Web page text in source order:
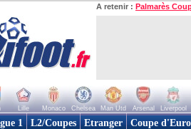
A retenir : Palmarès
Lille Monaco Chelsea Man Utd Arsenal Liverpool
1 L2/Coupes Etranger Coupe